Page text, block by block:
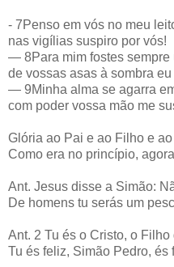
- 7Penso em vós no meu
nas vigílias suspiro por vós!
— 8Para mim fostes sempre
de vossas asas à sombra eu
— 9Minha alma se agarra
com poder vossa mão me
Glória ao Pai e ao Filho e
Como era no princípio,
Ant. Jesus disse a Simão:
De homens tu serás um
Ant. 2 Tu és o Cristo, o Filho
Tu és feliz, Simão Pedro, és